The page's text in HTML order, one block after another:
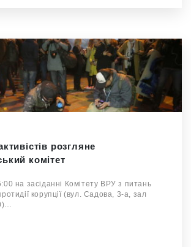
розгляне
комітет
на засіданні Комітету ВРУ з питань
корупції (вул. Садова, 3-а, зал